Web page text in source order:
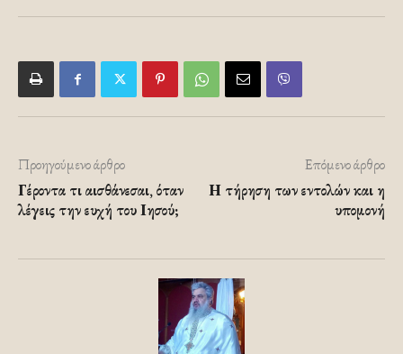
Προηγούμενο άρθρο
Γέροντα τι αισθάνεσαι, όταν
λέγεις την ευχή του Ιησού;
Επόμενο άρθρο
Η τήρηση των εντολών και η
υπομονή